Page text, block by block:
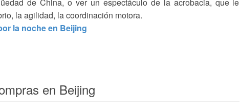
la agilidad, la coordinación motora.
la noche en Beijing
en Beijing